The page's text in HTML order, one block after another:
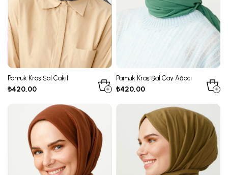
Pamuk Kraş Şal Çakıl
₺420,00
Pamuk Kraş Şal Çay Ağacı
₺420,00